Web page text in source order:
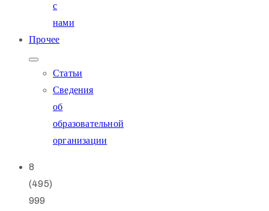
с
нами
Прочее
Статьи
Сведения
об
образовательной
организации
8
(495)
999